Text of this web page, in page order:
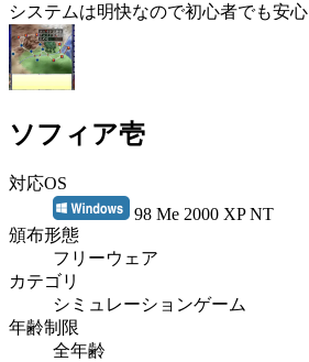
システムは明快なので初心者でも安心
ソフィア壱
対応OS
98 Me 2000 XP NT
頒布形態
フリーウェア
カテゴリ
シミュレーションゲーム
年齢制限
全年齢